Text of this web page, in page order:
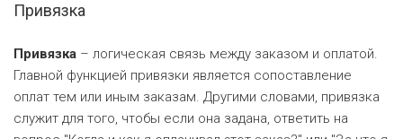
Привязка
Привязка – логическая связь между заказом и оплатой.
Главной функцией привязки является сопоставление
оплат тем или иным заказам. Другими словами, привязка
служит для того, чтобы если она задана, ответить на